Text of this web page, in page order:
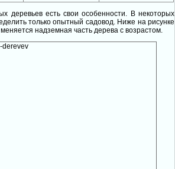
деревьев есть свои особенности. В некоторых
только опытный садовод. Ниже на рисунке
надземная часть дерева с возрастом.